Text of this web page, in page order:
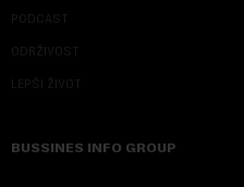
PODCAST
ODRŽIVOST
LEPŠI ŽIVOT
BUSSINES INFO GROUP